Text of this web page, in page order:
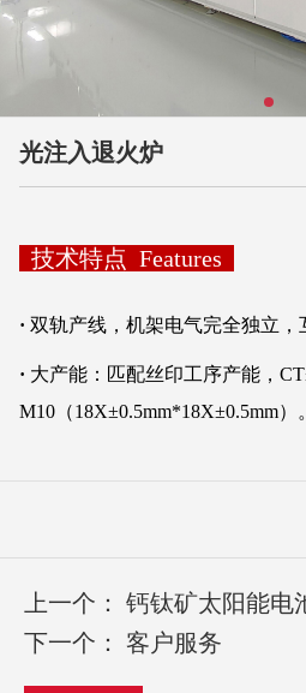
光注入退火炉
技术特点 Features
· 双轨产线，机架电气完全独立，
· 大产能：匹配丝印工序产能，
M10（18X±0.5mm*18X±0.5mm）。
上一个： 钙钛矿太阳能电
下一个： 客户服务